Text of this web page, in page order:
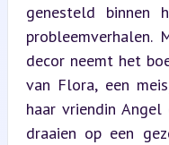
genesteld binnen
probleemverhalen.
decor neemt het
van Flora, een
haar vriendin
draaien op een